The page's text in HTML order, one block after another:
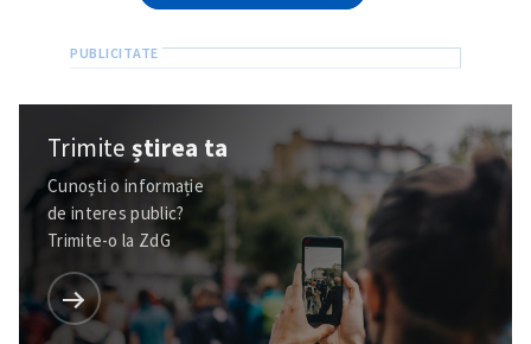
Trimiteștirea ta
Cunoști o informație
de interes public?
Trimite-o la ZdG